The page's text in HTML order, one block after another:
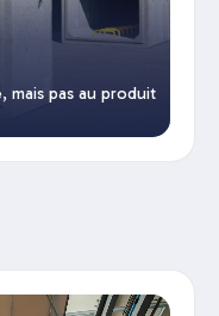
mais pas au produit